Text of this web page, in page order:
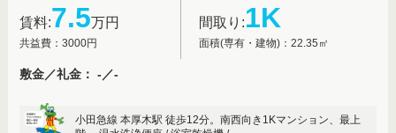
賃料:7.5万円
共益費：3000円
間取り:1K
面積(専有・建物)：22.35㎡
敷金／礼金： -／-
小田急線 本厚木駅 徒歩12分。南⻄向き1Kマンション、最上